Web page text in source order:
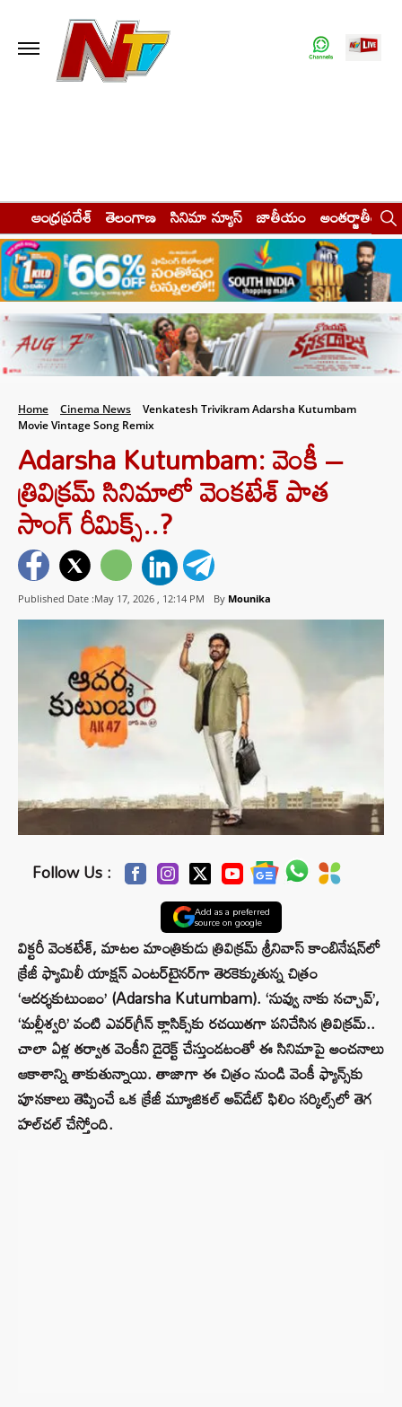
ఆంధ్రప్రదేశ్ తెలంగాణ సినిమా న్యూస్ జాతీయం అంతర్జాతీయం
Home Cinema News
Venkatesh Trivikram Adarsha Kutumbam
Movie Vintage Song Remix
Adarsha Kutumbam: వెంకీ –
త్రివిక్రమ్ సినిమాలో వెంకటేశ్ పాత
సాంగ్ రీమిక్స్..?
Published Date :May 17, 2026 , 12:14 PM By Mounika
Follow Us :
Add as a preferred
source on google
విక్టరీ వెంకటేశ్, మాటల మాంత్రికుడు త్రివిక్రమ్ శ్రీనివాస్ కాంబినేషన్‌లో
క్రేజీ ఫ్యామిలీ యాక్షన్ ఎంటర్‌టైనర్‌గా తెరకెక్కుతున్న చిత్రం
‘ఆదర్శకుటుంబం’ (Adarsha Kutumbam). ‘నువ్వు నాకు నచ్చావ్’,
‘మల్లీశ్వరి’ వంటి ఎవర్‌గ్రీన్ క్లాసిక్స్‌కు రచయితగా పనిచేసిన త్రివిక్రమ్..
చాలా ఏళ్ల తర్వాత వెంకీని డైరెక్ట్ చేస్తుండటంతో ఈ సినిమాపై అంచనాలు
ఆకాశాన్ని తాకుతున్నాయి. తాజాగా ఈ చిత్రం నుండి వెంకీ ఫ్యాన్స్‌కు
పూనకాలు తెప్పించే ఒక క్రేజీ మ్యూజికల్ అప్‌డేట్ ఫిలిం సర్కిల్స్‌లో తెగ
హల్‌చల్ చేస్తోంది.